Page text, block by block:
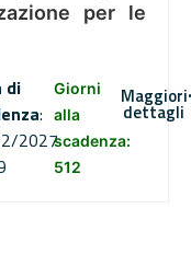
per le
di
:
2027
Giorni
alla
scadenza:
512
Maggiori
dettagli